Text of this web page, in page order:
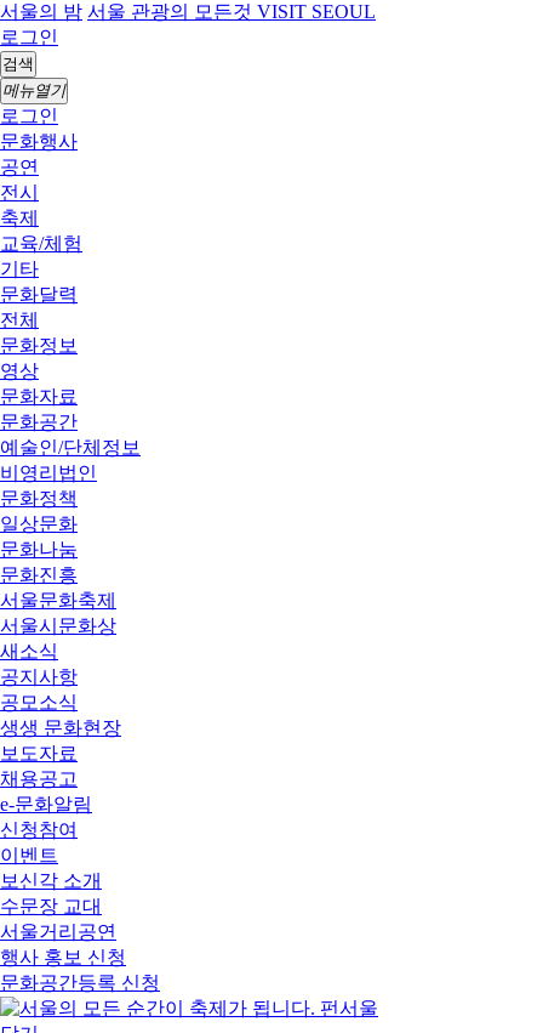
서울의 밤 서울 관광의 모든것 VISIT SEOUL
로그인
검색
메뉴열기
로그인
문화행사
공연
전시
축제
교육/체험
기타
문화달력
전체
문화정보
영상
문화자료
문화공간
예술인/단체정보
비영리법인
문화정책
일상문화
문화나눔
문화진흥
서울문화축제
서울시문화상
새소식
공지사항
공모소식
생생 문화현장
보도자료
채용공고
e-문화알림
신청참여
이벤트
보신각 소개
수문장 교대
서울거리공연
행사 홍보 신청
문화공간등록 신청